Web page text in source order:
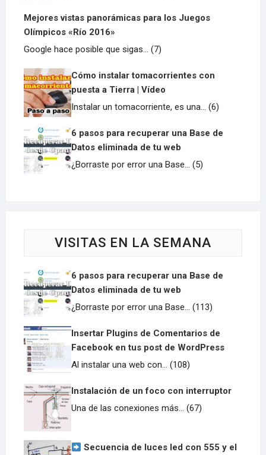
Mejores vistas panorámicas para los Juegos
Olímpicos «Río 2016»
Google hace posible que sigas... (7)
Cómo instalar tomacorrientes con
puesta a Tierra | Vídeo
Instalar un tomacorriente, es una... (6)
6 pasos para recuperar una Base de
Datos eliminada de tu web
¿Borraste por error una Base... (5)
VISITAS EN LA SEMANA
6 pasos para recuperar una Base de
Datos eliminada de tu web
¿Borraste por error una Base... (113)
Insertar Plugins de Comentarios de
Facebook en tus post de WordPress
Al instalar una web con... (108)
Instalación de un foco con interruptor
Una de las conexiones más... (67)
Secuencia de luces led con 555 y el